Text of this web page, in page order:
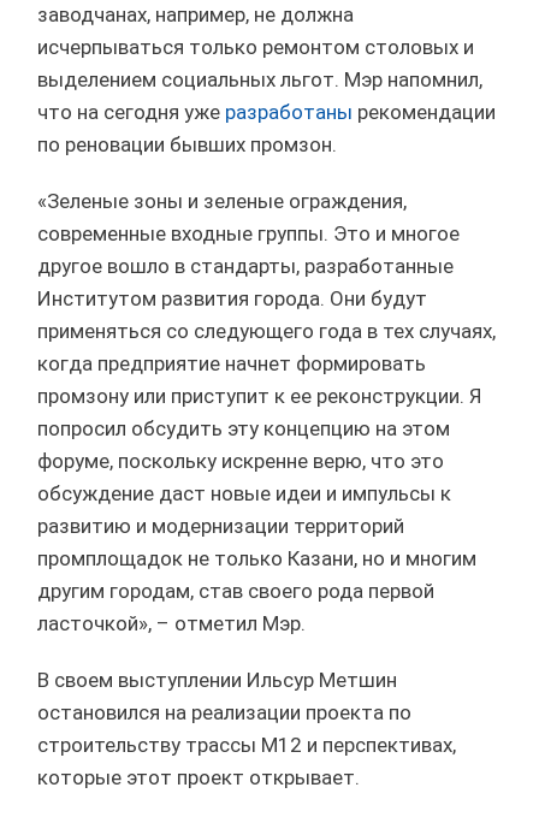
заводчанах, например, не должна
исчерпываться только ремонтом столовых и
выделением социальных льгот. Мэр напомнил,
что на сегодня уже разработаны рекомендации
по реновации бывших промзон.
«Зеленые зоны и зеленые ограждения,
современные входные группы. Это и многое
другое вошло в стандарты, разработанные
Институтом развития города. Они будут
применяться со следующего года в тех случаях,
когда предприятие начнет формировать
промзону или приступит к ее реконструкции. Я
попросил обсудить эту концепцию на этом
форуме, поскольку искренне верю, что это
обсуждение даст новые идеи и импульсы к
развитию и модернизации территорий
промплощадок не только Казани, но и многим
другим городам, став своего рода первой
ласточкой», – отметил Мэр.
В своем выступлении Ильсур Метшин
остановился на реализации проекта по
строительству трассы М12 и перспективах,
которые этот проект открывает.